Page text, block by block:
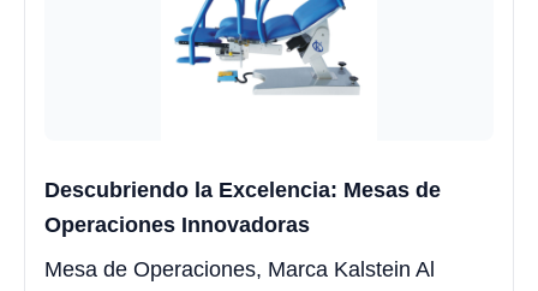
Descubriendo la Excelencia: Mesas de
Operaciones Innovadoras
Mesa de Operaciones, Marca Kalstein Al